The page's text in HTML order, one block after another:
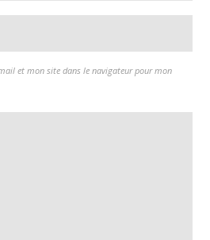
et mon site dans le navigateur pour mon